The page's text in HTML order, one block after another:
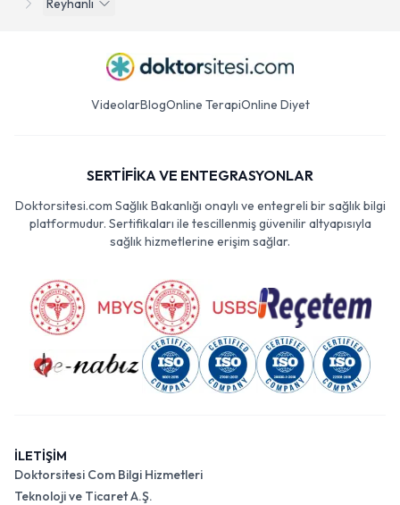
Reyhanlı
VideolarBlogOnline TerapiOnline Diyet
SERTİFİKA VE ENTEGRASYONLAR
Doktorsitesi.com Sağlık Bakanlığı onaylı ve entegreli bir sağlık bilgi
platformudur. Sertifikaları ile tescillenmiş güvenilir altyapısıyla
sağlık hizmetlerine erişim sağlar.
İLETİŞİM
Doktorsitesi Com Bilgi Hizmetleri
Teknoloji ve Ticaret A.Ş.